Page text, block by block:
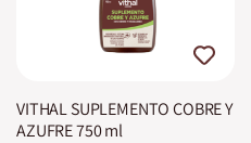
VITHAL SUPLEMENTO COBRE Y
AZUFRE 750 ml